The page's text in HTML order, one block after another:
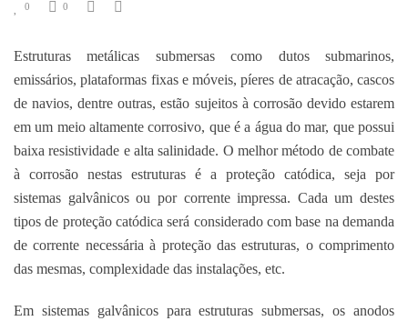
0 0
Estruturas metálicas submersas como dutos submarinos,
emissários, plataformas fixas e móveis, píeres de atracação, cascos
de navios, dentre outras, estão sujeitos à corrosão devido estarem
em um meio altamente corrosivo, que é a água do mar, que possui
baixa resistividade e alta salinidade. O melhor método de combate
à corrosão nestas estruturas é a proteção catódica, seja por
sistemas galvânicos ou por corrente impressa. Cada um destes
tipos de proteção catódica será considerado com base na demanda
de corrente necessária à proteção das estruturas, o comprimento
das mesmas, complexidade das instalações, etc.
Em sistemas galvânicos para estruturas submersas, os anodos